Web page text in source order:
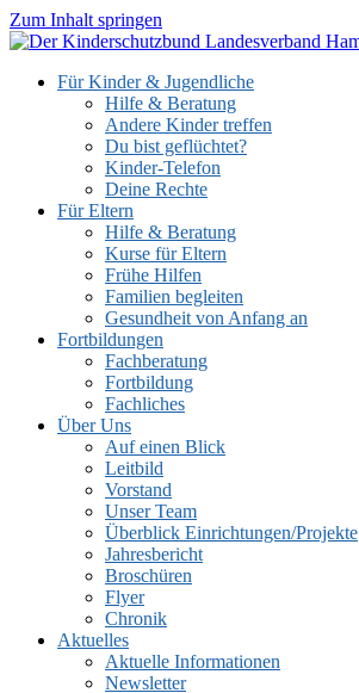
Zum Inhalt springen
Für Kinder & Jugendliche
Hilfe & Beratung
Andere Kinder treffen
Du bist geflüchtet?
Kinder-Telefon
Deine Rechte
Für Eltern
Hilfe & Beratung
Kurse für Eltern
Frühe Hilfen
Familien begleiten
Gesundheit von Anfang an
Fortbildungen
Fachberatung
Fortbildung
Fachliches
Über Uns
Auf einen Blick
Leitbild
Vorstand
Unser Team
Überblick Einrichtungen/Projekte
Jahresbericht
Broschüren
Flyer
Chronik
Aktuelles
Aktuelle Informationen
Newsletter